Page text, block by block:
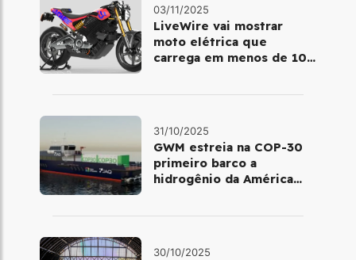
03/11/2025
LiveWire vai mostrar
moto elétrica que
carrega em menos de 10
31/10/2025
GWM estreia na COP-30
primeiro barco a
hidrogênio da América
30/10/2025